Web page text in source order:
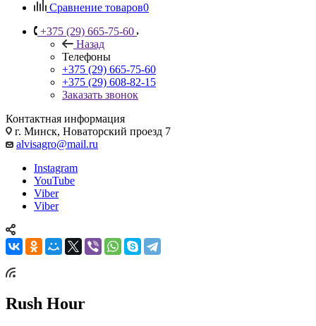
Сравнение товаров0
+375 (29) 665-75-60
Назад
Телефоны
+375 (29) 665-75-60
+375 (29) 608-82-15
Заказать звонок
Контактная информация
г. Минск, Новаторский проезд 7
alvisagro@mail.ru
Instagram
YouTube
Viber
Viber
Rush Hour